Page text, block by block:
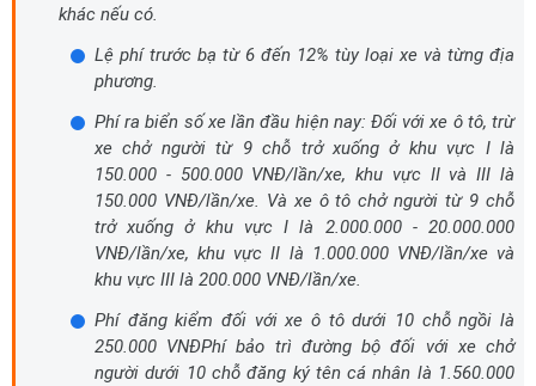
khác nếu có.
Lệ phí trước bạ từ 6 đến 12% tùy loại xe và từng địa
phương.
Phí ra biển số xe lần đầu hiện nay: Đối với xe ô tô, trừ
xe chở người từ 9 chỗ trở xuống ở khu vực I là
150.000 - 500.000 VNĐ/lần/xe, khu vực II và III là
150.000 VNĐ/lần/xe. Và xe ô tô chở người từ 9 chỗ
trở xuống ở khu vực I là 2.000.000 - 20.000.000
VNĐ/lần/xe, khu vực II là 1.000.000 VNĐ/lần/xe và
khu vực III là 200.000 VNĐ/lần/xe.
Phí đăng kiểm đối với xe ô tô dưới 10 chỗ ngồi là
250.000 VNĐPhí bảo trì đường bộ đối với xe chở
người dưới 10 chỗ đăng ký tên cá nhân là 1.560.000